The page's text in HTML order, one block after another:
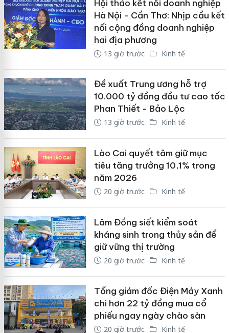
Hội thảo kết nối doanh nghiệp
Hà Nội - Cần Thơ: Nhịp cầu kết
nối cộng đồng doanh nghiệp
hai địa phương
13 giờ trước Kinh tế
Đề xuất Trung ương hỗ trợ
10.000 tỷ đồng đầu tư cao tốc
Phan Thiết - Bảo Lộc
13 giờ trước Kinh tế
Lào Cai quyết tâm giữ mục
tiêu tăng trưởng 10,1% trong
năm 2026
20 giờ trước Kinh tế
Lâm Đồng siết kiểm soát
kháng sinh trong thủy sản để
giữ vững thị trường
20 giờ trước Kinh tế
Tổng giám đốc Điện Máy Xanh
chi hơn 22 tỷ đồng mua cổ
phiếu ngay ngày chào sàn
20 giờ trước Kinh tế